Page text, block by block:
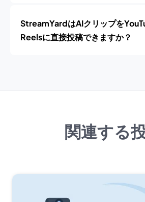
StreamYardはAIクリップを
Reelsに直接投稿できますか？
関連する